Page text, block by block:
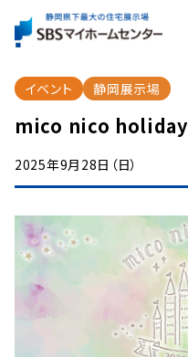
イベント 静岡展示場
mico nico holiday
2025年9月28日（日）